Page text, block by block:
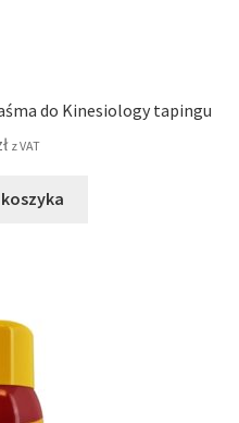
do Kinesiology tapingu
z VAT